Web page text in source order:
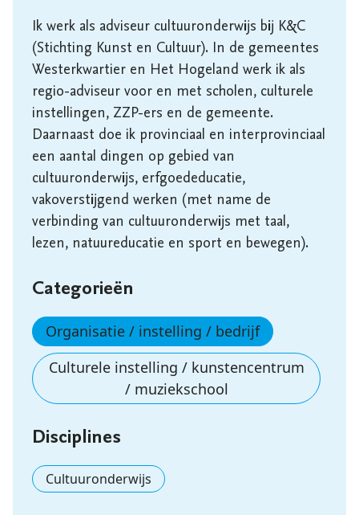
Ik werk als adviseur cultuuronderwijs bij K&C
(Stichting Kunst en Cultuur). In de gemeentes
Westerkwartier en Het Hogeland werk ik als
regio-adviseur voor en met scholen, culturele
instellingen, ZZP-ers en de gemeente.
Daarnaast doe ik provinciaal en interprovinciaal
een aantal dingen op gebied van
cultuuronderwijs, erfgoededucatie,
vakoverstijgend werken (met name de
verbinding van cultuuronderwijs met taal,
lezen, natuureducatie en sport en bewegen).
Categorieën
Organisatie / instelling / bedrijf
Culturele instelling / kunstencentrum
/ muziekschool
Disciplines
Cultuuronderwijs